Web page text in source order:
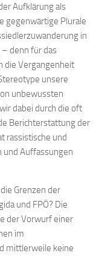
Aufklärung als
gegenwärtige Plurale
in
denn für das
die Vergangenheit
unsere
unbewussten
dabei durch die oft
Berichterstattung der
rassistische und
und Auffassungen
Grenzen der
und FPÖ? Die
der Vorwurf einer
im
mittlerweile keine